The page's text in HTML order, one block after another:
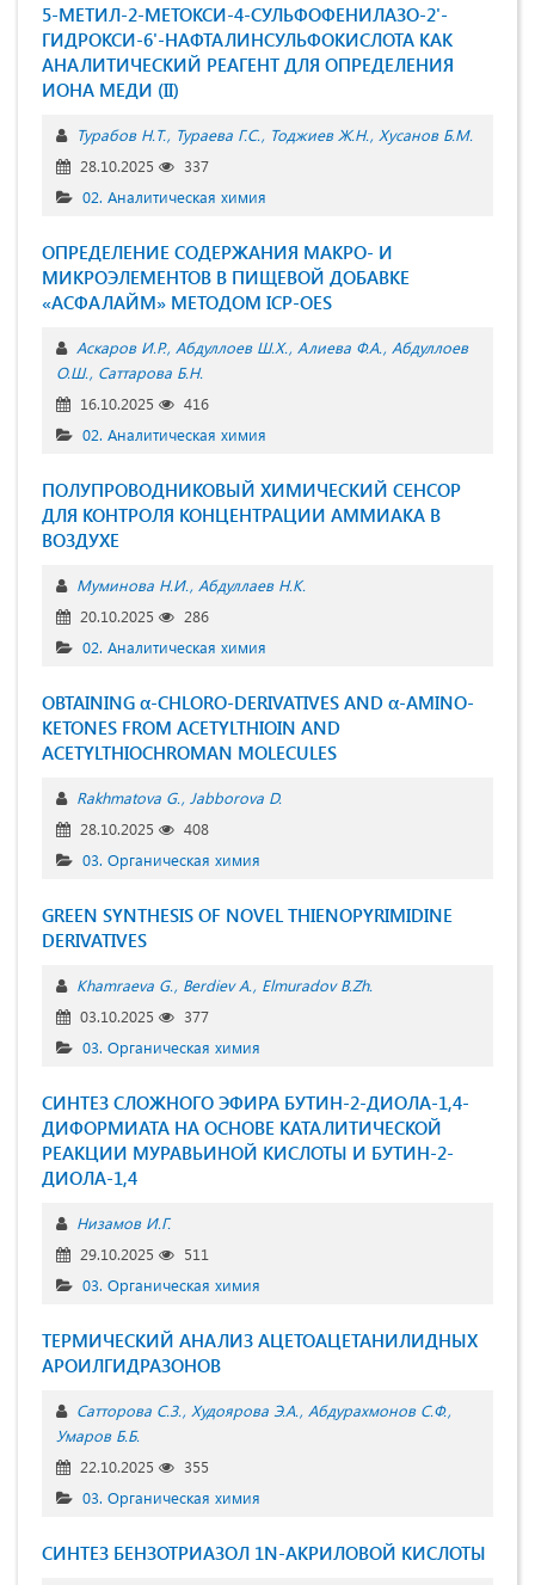
5-МЕТИЛ-2-МЕТОКСИ-4-СУЛЬФОФЕНИЛАЗО-2'-
ГИДРОКСИ-6'-НАФТАЛИНСУЛЬФОКИСЛОТА КАК
АНАЛИТИЧЕСКИЙ РЕАГЕНТ ДЛЯ ОПРЕДЕЛЕНИЯ
ИОНА МЕДИ (II)
Турабов Н.Т. Тураева Г.С. Тоджиев Ж.Н. Хусанов Б.М.
28.10.2025
337
02. Аналитическая химия
ОПРЕДЕЛЕНИЕ СОДЕРЖАНИЯ МАКРО- И
МИКРОЭЛЕМЕНТОВ В ПИЩЕВОЙ ДОБАВКЕ
«АСФАЛАЙМ» МЕТОДОМ ICP-OES
Аскаров И.Р. Абдуллоев Ш.Х. Алиева Ф.А. Абдуллоев
О.Ш. Саттарова Б.Н.
16.10.2025
416
02. Аналитическая химия
ПОЛУПРОВОДНИКОВЫЙ ХИМИЧЕСКИЙ СЕНСОР
ДЛЯ КОНТРОЛЯ КОНЦЕНТРАЦИИ АММИАКА В
ВОЗДУХЕ
Муминова Н.И. Абдуллаев Н.К.
20.10.2025
286
02. Аналитическая химия
OBTAINING α-CHLORO-DERIVATIVES AND α-AMINO-
KETONES FROM ACETYLTHIOIN AND
ACETYLTHIOCHROMAN MOLECULES
Rakhmatova G.
Jabborova D.
28.10.2025
408
03. Органическая химия
GREEN SYNTHESIS OF NOVEL THIENOPYRIMIDINE
DERIVATIVES
Khamraeva G. Berdiev A. Elmuradov B.Zh.
03.10.2025
377
03. Органическая химия
СИНТЕЗ СЛОЖНОГО ЭФИРА БУТИН-2-ДИОЛА-1,4-
ДИФОРМИАТА НА ОСНОВЕ КАТАЛИТИЧЕСКОЙ
РЕАКЦИИ МУРАВЬИНОЙ КИСЛОТЫ И БУТИН-2-
ДИОЛА-1,4
Низамов И.Г.
29.10.2025
511
03. Органическая химия
ТЕРМИЧЕСКИЙ АНАЛИЗ АЦЕТОАЦЕТАНИЛИДНЫХ
АРОИЛГИДРАЗОНОВ
Сатторова С.З. Худоярова Э.А. Абдурахмонов С.Ф.
Умаров Б.Б.
22.10.2025
355
03. Органическая химия
СИНТЕЗ БЕНЗОТРИАЗОЛ 1N-АКРИЛОВОЙ КИСЛОТЫ